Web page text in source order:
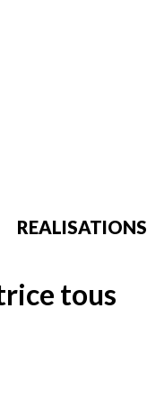
REALISATIONS
tous